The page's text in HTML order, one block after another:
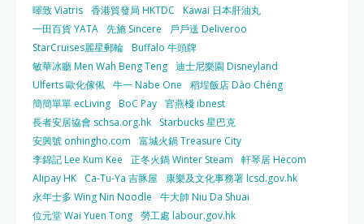
暉致 Viatris 香港貿發局 HKTDC
Kawai 日本肝油丸
一田百貨 YATA 先施 Sincere
戶戶送 Deliveroo
StarCruises麗星郵輪 Buffalo 牛頭牌
敏華冰廳 Men Wah Beng Teng 迪士尼樂園 Disneyland
Ulferts 歐化傢俬 牛一 Nabe One
稻埕飯店 Dào Chéng
簡簡單單 ecLiving BoC Pay 官燕棧 ibnest
長者安居協會 schsa.org.hk
Starbucks 星巴克
安興號 onhingho.com
富城火鍋 Treasure City
李錦記 Lee Kum Kee
正冬火鍋 Winter Steam
軒琴居 Hecom
Alipay HK
Ca-Tu-Ya 吉豚屋
康樂及文化事務署 lcsd.gov.hk
永年士多 Wing Nin Noodle
牛大帥 Niu Da Shuai
位元堂 Wai Yuen Tong 勞工處 labour.gov.hk